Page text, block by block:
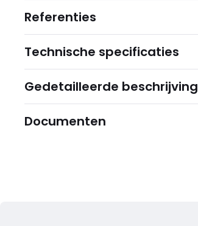
Referenties
Technische specificaties
Gedetailleerde beschrijving
Documenten